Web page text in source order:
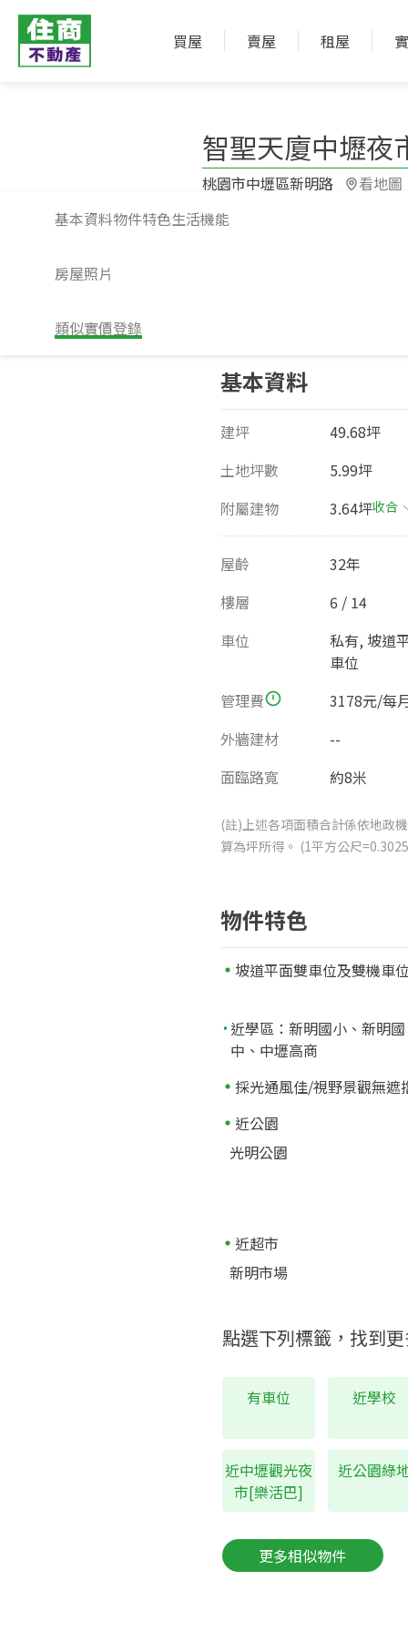
買屋 賣屋 租屋
基本資料物件特色生活機能
房屋照片
類似實價登錄
智聖天廈中壢夜
桃園市中壢區新明路​ 看地圖
基本資料
建坪
49.68坪
土地坪數
5.99坪
附屬建物
3.64坪收合
屋齡
32年
樓層
6 / 14
車位
私有, 坡道
車位
管理費
3178元/每
外牆建材
--
面臨路寬
約8米
(註)上述各項面積合計係依地政
算為坪所得。 (1平方公尺
物件特色
坡道平面雙車位及雙機車
近學區：新明國小、新明國
中、中壢高商
採光通風佳/視野景觀無遮
近公園
光明公園
近超市
新明市場
點選下列標籤，找到
有車位 近學校
近中壢觀光夜
市[樂活巴]
近公園綠
更多相似物件